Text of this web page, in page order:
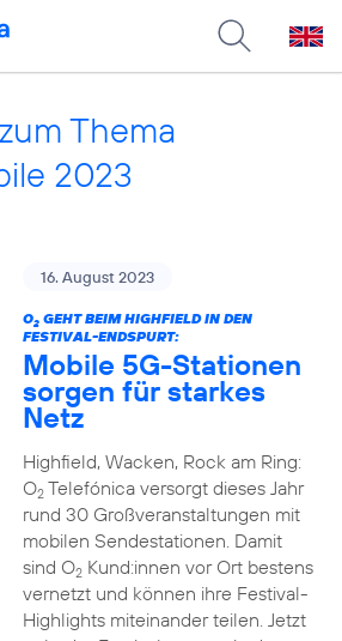
Thema
2023
16. August 2023
O2GEHT BEIM HIGHFIELD IN DEN
FESTIVAL-ENDSPURT:
Mobile 5G-Stationen
sorgen für starkes
Netz
Highfield, Wacken, Rock am Ring:
O2Telefónica versorgt dieses Jahr
rund 30 Großveranstaltungen mit
mobilen Sendestationen. Damit
sind O2Kund:innen vor Ort bestens
vernetzt und können ihre Festival-
Highlights miteinander teilen. Jetzt